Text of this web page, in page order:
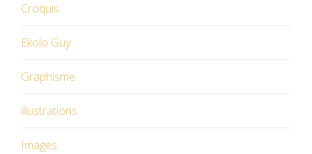
Croquis
Ekolo Guy
Graphisme
illustrations
Images